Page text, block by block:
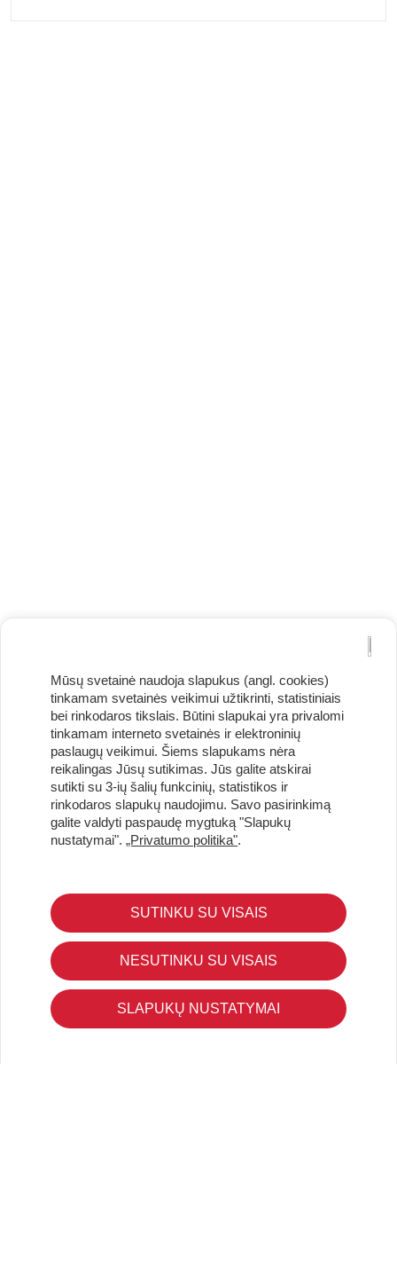
Užsisakykite naujienlaiškį ir pirmi gaukite geriausius
pasiūlymus!
KLIENTŲ APTARNAVIMAS
Pirkimo – pardavimo taisyklės
Pristatymas ir grąžinimas
Apmokėjimo būdai
Kokybės ir saugumo standartai
Privatumo taisyklės
Mūsų svetainė naudoja slapukus (angl. cookies)
tinkamam svetainės veikimui užtikrinti, statistiniais
bei rinkodaros tikslais. Būtini slapukai yra privalomi
tinkamam interneto svetainės ir elektroninių
paslaugų veikimui. Šiems slapukams nėra
reikalingas Jūsų sutikimas. Jūs galite atskirai
sutikti su 3-ių šalių funkcinių, statistikos ir
rinkodaros slapukų naudojimu. Savo pasirinkimą
galite valdyti paspaudę mygtuką "Slapukų
nustatymai". „Privatumo politika".
SUTINKU SU VISAIS
NESUTINKU SU VISAIS
SLAPUKŲ NUSTATYMAI